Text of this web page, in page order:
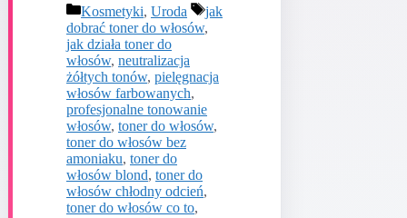
Kategorie
Kosmetyki, Uroda Tagi
jak
dobrać toner do włosów,
jak działa toner do
włosów, neutralizacja
żółtych tonów, pielęgnacja
włosów farbowanych,
profesjonalne tonowanie
włosów, toner do włosów,
toner do włosów bez
amoniaku, toner do
włosów blond, toner do
włosów chłodny odcień,
toner do włosów co to,